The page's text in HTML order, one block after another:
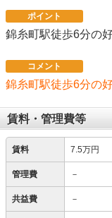
ポイント
錦糸町駅徒歩6分の
コメント
錦糸町駅徒歩6分の
賃料・管理費等
賃料 7.5万円
管理費 －
共益費 －